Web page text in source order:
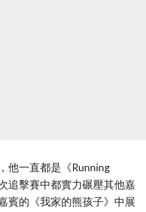
他一直都是《Running
追擊賽中都實力碾壓其他嘉
賓的《我家的熊孩子》中展